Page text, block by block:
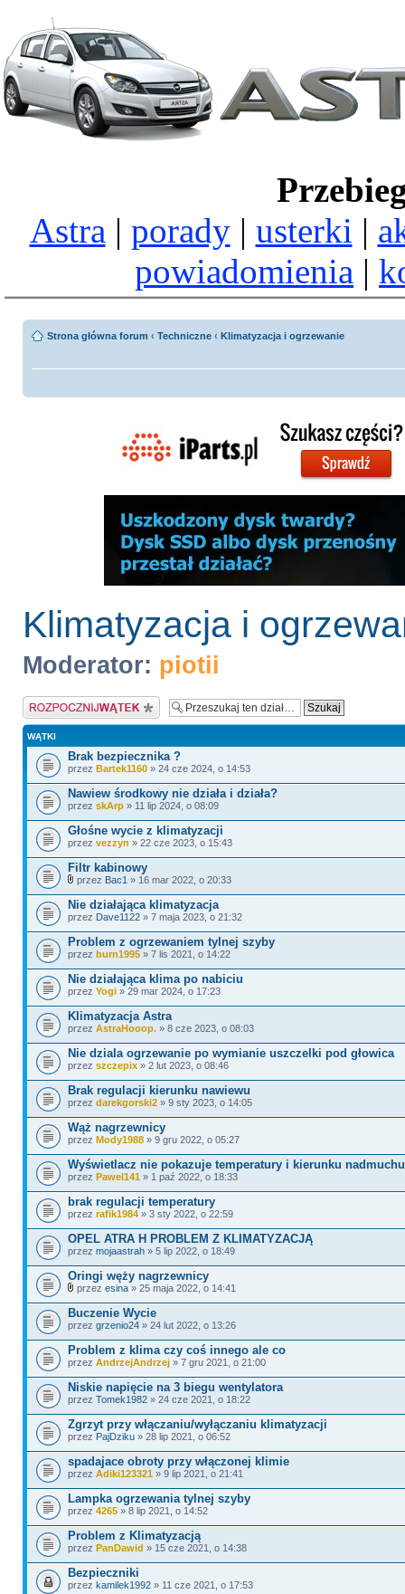
Astra | porady| usterki |
powiadomienia |
Strona główna forum ‹ Techniczne ‹ Klimatyzacja i ogrzewanie
Klimatyzacja i
Moderator: piotii
Napisz wątek
WĄTKI
Brak bezpiecznika ?
przez Bartek1160» 24 cze 2024, o 14:53
Nawiew środkowy nie działa i działa?
przez skArp» 11 lip 2024, o 08:09
Głośne wycie z klimatyzacji
przez vezzyn » 22 cze 2023, o 15:43
Filtr kabinowy
przez Bac1 » 16 mar 2022, o 20:33
Nie działająca klimatyzacja
przez Dave1122» 7 maja 2023, o 21:32
Problem z ogrzewaniem tylnej szyby
przez burn1995» 7 lis 2021, o 14:22
Nie działająca klima po nabiciu
przez Yogi» 29 mar 2024, o 17:23
Klimatyzacja Astra
przez AstraHooop.» 8 cze 2023, o 08:03
Nie dziala ogrzewanie po wymianie uszczelki pod głowica
przez szczepix» 2 lut 2023, o 08:46
Brak regulacji kierunku nawiewu
przez darekgorski2» 9 sty 2023, o 14:05
Wąż nagrzewnicy
przez Mody1988» 9 gru 2022, o 05:27
Wyświetlacz nie pokazuje temperatury i kierunku nadmuchu
przez Pawel141» 1 paź 2022, o 18:33
brak regulacji temperatury
przez rafik1984» 3 sty 2022, o 22:59
OPEL ATRA H PROBLEM Z KLIMATYZACJĄ
przez mojaastrah» 5 lip 2022, o 18:49
Oringi węży nagrzewnicy
przez esina» 25 maja 2022, o 14:41
Buczenie Wycie
przez grzenio24» 24 lut 2022, o 13:26
Problem z klima czy coś innego ale co
przez AndrzejAndrzej» 7 gru 2021, o 21:00
Niskie napięcie na 3 biegu wentylatora
przez Tomek1982» 24 cze 2021, o 18:22
Zgrzyt przy włączaniu/wyłączaniu klimatyzacji
przez PajDziku» 28 lip 2021, o 06:52
spadajace obroty przy włączonej klimie
przez Adiki123321» 9 lip 2021, o 21:41
Lampka ogrzewania tylnej szyby
przez 4265» 8 lip 2021, o 14:52
Problem z Klimatyzacją
przez PanDawid » 15 cze 2021, o 14:38
Bezpieczniki
przez kamilek1992» 11 cze 2021, o 17:53